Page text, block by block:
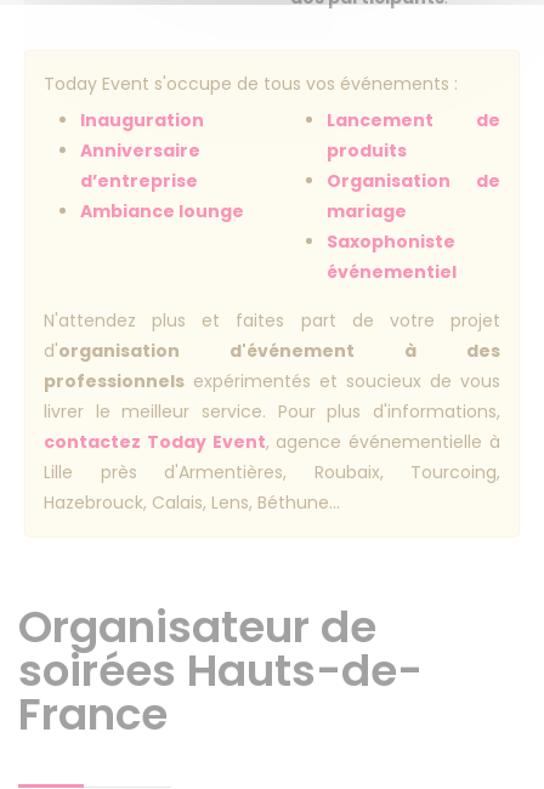
Today Event s'occupe de tous vos événements :
Inauguration
Anniversaire
d’entreprise
Ambiance lounge
Lancement de
produits
Organisation de
mariage
Saxophoniste
événementiel
N'attendez plus et faites part de votre projet
d'organisation d'événement à des
professionnels expérimentés et soucieux de vous
livrer le meilleur service. Pour plus d'informations,
contactez Today Event, agence événementielle à
Lille près d'Armentières, Roubaix, Tourcoing,
Hazebrouck, Calais, Lens, Béthune...
Organisateur de
soirées Hauts-de-
France